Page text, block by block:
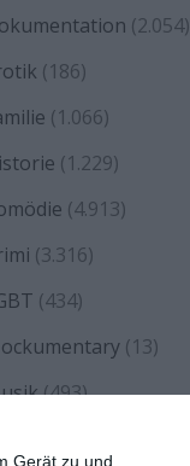
Gerät zu und
(2.054)
(186)
(1.066)
(1.229)
(4.913)
(3.316)
(434)
(13)
(493)